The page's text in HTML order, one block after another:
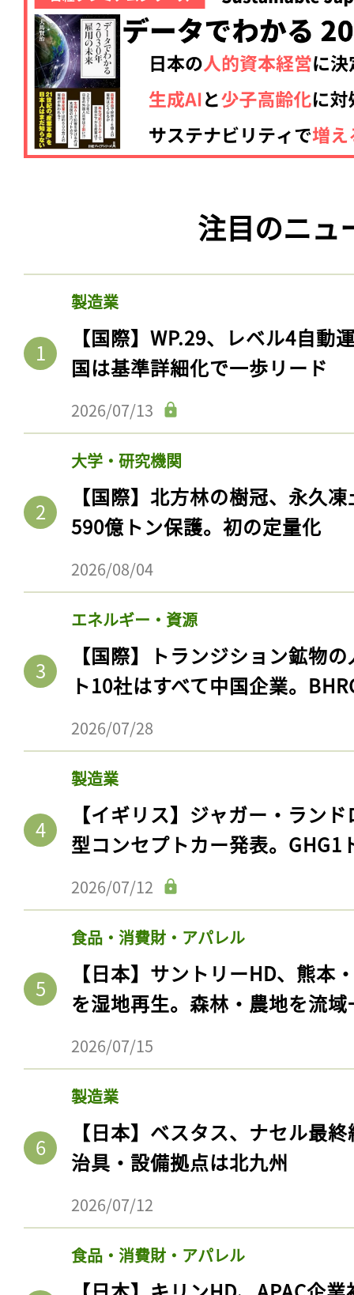
注目のニュ
製造業
【国際】WP.29、レベル4自動
国は基準詳細化で一歩リード
2026/07/13
大学・研究機関
【国際】北方林の樹冠、永久
590億トン保護。初の定量化
2026/08/04
エネルギー・資源
【国際】トランジション鉱物
2026/07/28
製造業
【イギリス】ジャガー・ラン
型コンセプトカー発表。GHG1
2026/07/12
食品・消費財・アパレル
【日本】サントリーHD、熊本
を湿地再生。森林・農地を流
2026/07/15
製造業
【日本】ベスタス、ナセル最
治具・設備拠点は北九州
記事をお気に入りに
ログインが必
ログイン
会員登録